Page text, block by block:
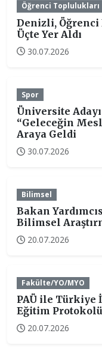
Öğrenci Toplulukları
Denizli, Öğrenci
Üçte Yer Aldı
30.07.2026
Spor
Üniversite
“Geleceğin
Araya Geldi
30.07.2026
Bilimsel
Bakan
Bilimsel
20.07.2026
Fakülte/YO/MYO
PAÜ ile Türkiye
Eğitim
20.07.2026